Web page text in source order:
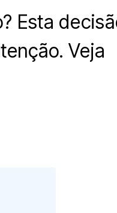
Esta
Veja